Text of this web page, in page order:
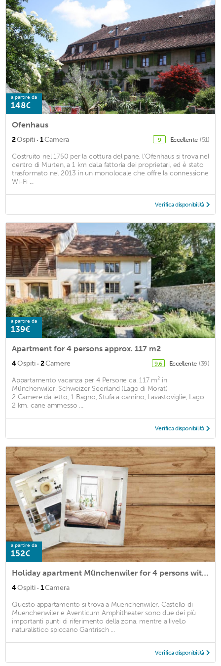
a partire da
148€
Ofenhaus
2Ospiti · 1Camera 9 Eccellente (51)
Costruito nel 1750 per la cottura del pane, l'Ofenhaus si trova nel
centro di Murten, a 1 km dalla fattoria dei proprietari, ed è stato
trasformato nel 2013 in un monolocale che offre la connessione
Wi-Fi ...
Verifica disponibilità
a partire da
139€
Apartment for 4 persons approx. 117 m2
4Ospiti · 2Camere 9,6 Eccellente (39)
Appartamento vacanza per 4 Persone ca. 117 m² in
Münchenwiler, Schweizer Seenland (Lago di Morat)
2 Camere da letto, 1 Bagno, Stufa a camino, Lavastoviglie, Lago
2 km, cane ammesso ...
Verifica disponibilità
a partire da
152€
Holiday apartment Münchenwiler for 4 persons with 1 bedroom - Holiday apartment in a farmhouse
4Ospiti · 1Camera
Questo appartamento si trova a Muenchenwiler. Castello di
Muenchenwiler e Aventicum Amphitheater sono due dei più
importanti punti di riferimento della zona, mentre a livello
naturalistico spiccano Gantrisch ...
Verifica disponibilità